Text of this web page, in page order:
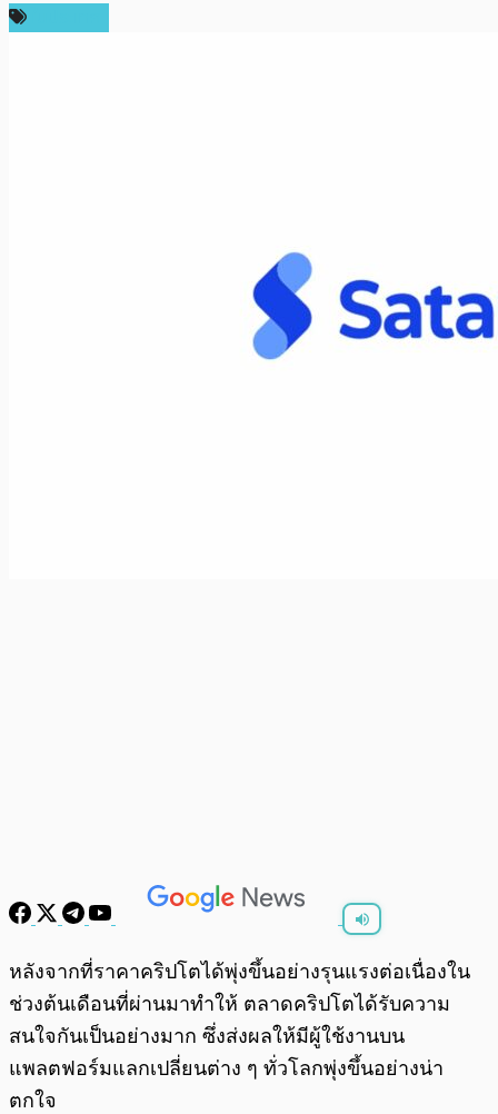
พร้อมเล่น 0:00 /0:00
หลังจากที่ราคาคริปโตได้พุ่งขึ้นอย่างรุนแรงต่อเนื่องใน
ช่วงต้นเดือนที่ผ่านมาทำให้ ตลาดคริปโตได้รับความ
สนใจกันเป็นอย่างมาก ซึ่งส่งผลให้มีผู้ใช้งานบน
แพลตฟอร์มแลกเปลี่ยนต่าง ๆ ทั่วโลกพุ่งขึ้นอย่างน่า
ตกใจ